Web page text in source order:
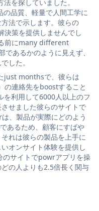
を探していました。
品質、軽量で人間工学に
法で示します。彼らの
策を提供しませんでし
前にmany different
あるかのように見えず、
した。
just monthsで、彼らは
の連絡先をboostすること
利用して6000人以上のフ
せました彼らのサイトで
、製品が実際にどのよう
あるため、顧客にすばや
れは彼らの製品を上手に
オンサイト体験を提供し
サイトでpowrアプリを操
の人よりも2.5倍長く関与